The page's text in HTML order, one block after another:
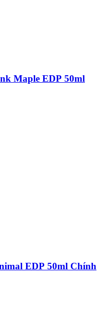
Maple EDP 50ml
EDP 50ml Chính